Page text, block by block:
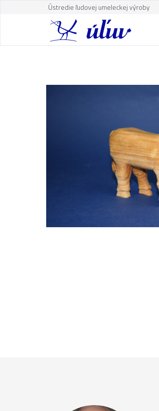
Ústredie ľudovej umeleckej výroby